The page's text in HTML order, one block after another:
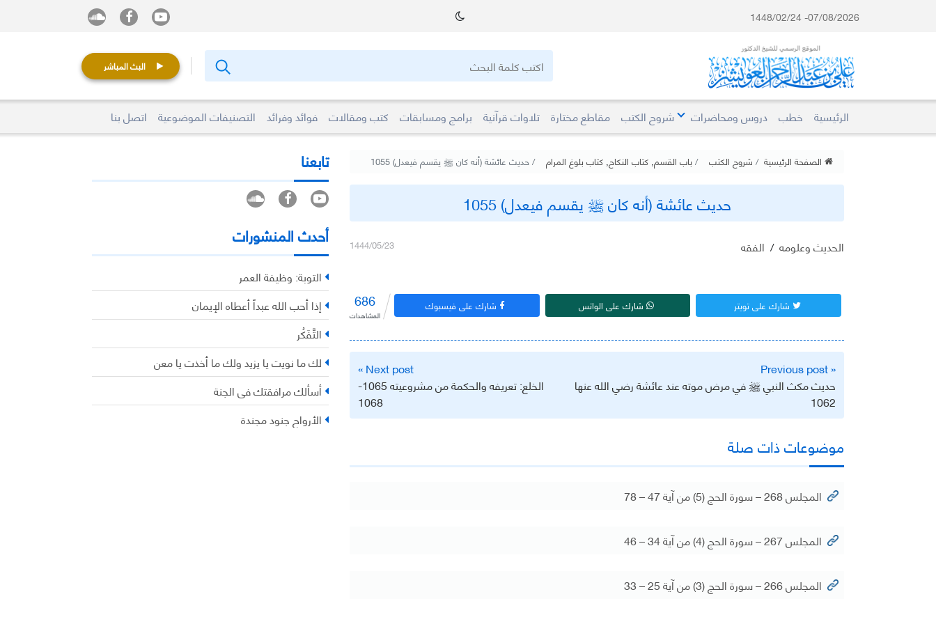
07/08/2026- 1448/02/24
البث المباشر
الرئيسية خطب دروس ومحاضرات شروح الكتب مقاطع مختارة تلاوات قرآنية برامج ومسابقات كتب ومقالات فوائد وفرائد التصنيفات الموضوعية اتصل بنا
الصفحة الرئيسية شروح الكتب باب القسم, كتاب النكاح, كتاب بلوغ المرام حديث عائشة (أنه كان ﷺ يقسم فيعدل) 1055
حديث عائشة (أنه كان ﷺ يقسم فيعدل) 1055
1444/05/23 الحديث وعلومه / الفقه
شارك على تويتر شارك على الواتس شارك على فيسبوك 686
المشاهدات
تصفّح
المقالات
« Previous post
حديث مكث النبي ﷺ في مرض موته عند عائشة رضي الله عنها
1062
Next post »
الخلع: تعريفه والحكمة من مشروعيته 1065-
1068
موضوعات ذات صلة
المجلس 268 – سورة الحج (5) من آية 47 – 78
المجلس 267 – سورة الحج (4) من آية 34 – 46
المجلس 266 – سورة الحج (3) من آية 25 – 33
تابعنا
أحدث المنشورات
التوبة: وظيفة العمر
إذا أحب الله عبداً أعطاه الإيمان
التَّفَكُر
لك ما نويت يا يزيد ولك ما أخذت يا معن
أسألك مرافقتك في الجنة
الأرواح جنود مجندة